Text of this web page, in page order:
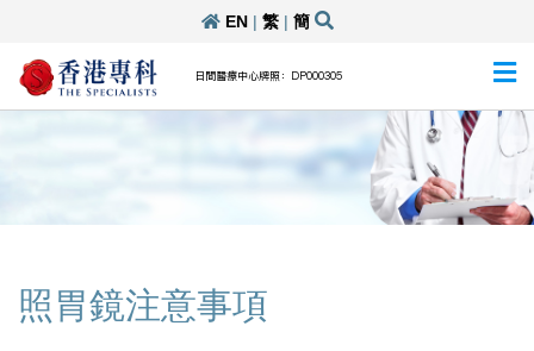
EN| 繁| 簡
日間醫療中心牌照：DP000305
照胃鏡注意事項